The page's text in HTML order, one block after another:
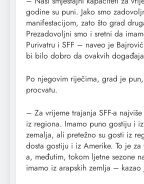
godine su puni. Jako smo
manifestacijom, zato što grad
Prezadovoljni smo i sretni da
Purivatru i SFF – naveo je
bi bilo dobro da ovakvih
Po njegovim riječima, grad je
procvatu.
– Za vrijeme trajanja SFF-a
iz regiona. Imamo puno gostiju i
zemalja, ali pretežno su gosti iz
dosta gostiju i iz Amerike. To je za
a, međutim, tokom ljetne sezone
imamo iz arapskih zemlja –